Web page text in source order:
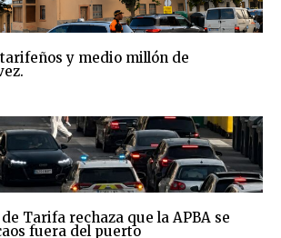
y medio millón de
Tarifa rechaza que la APBA se
fuera del puerto